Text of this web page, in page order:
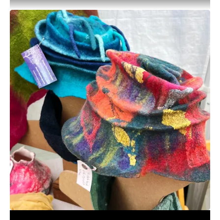
allerede i gang med et broderi, eller du har lyst til
at kaste dig over noget nyt? Vi er gode til at
inspirere hinanden.
Indimellem har vi også fællesprojekter du kan
vælge at være med i. Lige nu har vi f.eks. sat
fokus på gamle og nye korssting. Vi arbejder med
et udvalg af 21 korsstingsvariationer. Det gør vi
bl.a. med en lille serviet, vikleprøver og noget der
skal ende med at blive en lille taske.
Frem mod foreningens udstilling til november
arbejder vi også med broderier til en række
nålepudeæsker vores trædrejere har drejet.
Som med de gamle og nye korssting vælger vi
indimellem teknikker og emner ud, vi kan se
nærmere på sammen.